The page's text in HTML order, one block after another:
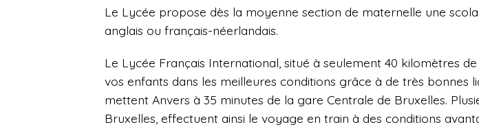
Le Lycée propose dès la moyenne section de maternelle une
anglais ou français-néerlandais.
Le Lycée Français International, situé à seulement 40 kilomètres
vos enfants dans les meilleures conditions grâce à de très bonnes
mettent Anvers à 35 minutes de la gare Centrale de Bruxelles.
Bruxelles, effectuent ainsi le voyage en train à des conditions